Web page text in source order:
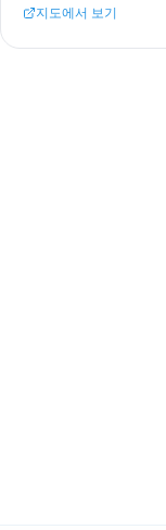
지도에서 보기